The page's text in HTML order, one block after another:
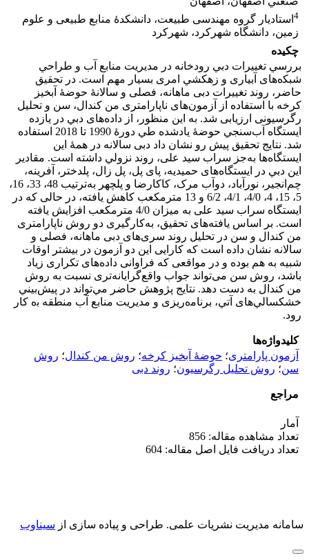
4 استادیار گروه مهندسی طبیعت، دانشکدۀ منابع طبیعی و علوم
زمین، دانشگاه شهرکرد، شهرکرد
چکیده
ﺑﺮرﺳﻲ ﺗﻐﻴﻴﺮات دﺑﻲ رودﺧﺎﻧﻪ در ﻣﺪﻳﺮﻳﺖ ﻣﻨﺎﺑﻊ آب و ﻃﺮاﺣﻲ
ﺷﺒﻜه‌های آﺑﻴﺎری و زﻫﻜﺸﻲ امری ﺑﺴﻴﺎر ﻣﻬﻢ اﺳﺖ. در ‌ﺗﺤﻘﻴﻖ
حاضر، روﻧﺪ ﺗﻐﻴﻴﺮات دبی ماهانه، فصلی و سالانۀ حوضۀ آبخیز
کرخه ﺑﺎ اﺳﺘﻔﺎده از آزﻣﻮن‌های ناپارامتری من کندال، سن و تحلیل
رگرسیونی ارزیابی شد. به اﻳﻦ ﻣﻨﻈﻮر، از داده‌های دﺑﻲ در یازده
اﻳﺴﺘﮕﺎه آب‌ﺳﻨﺠﻲ حوضۀ یادشده ﻃﻲ دورۀ 1990 تا 2018 استفاده
شد. نتایج تحقیق پیش رو نشان داد دبی ﺳﺎﻻﻧﻪ در همۀ این
ایستگاه‌ها به‌جز سراب سید علی، روﻧﺪ ﻧﺰوﻟﻲ داشته اﺳﺖ. ﻣﻘﺎدﻳﺮ
این دﺑﻲ در اﻳﺴﺘﮕﺎه‌های حمیدیه، پای پل، پل زال، پلدختر، آفرینه،
چم‌انجیر، نورآباد، دوآب مرک، کاکارضا و پلچهر به‌ترتیب 48، 33، 16،
5، 15، 4، 4/0، 4/1، 6/2 و 13 مترمکعب کاهش یافته، در حالی که در
ایستگاه سراب سید علی به میزان 4/0 مترمکعب افزایش یافته
است. بر اساس یافته‌های تحقیق، به‌کارگیری دو روش ناپارامتری
من کندال و سن در تحلیل روند سری‌های دبی ماهانه، فصلی و
سالانه نشان داده است که کارایی این دو آزمون در بیشتر اوقات
شبیه به هم بوده و در مواقعی که فراوانی داده‌های تکراری زیاد
باشد، روش سن می‌تواند جواب واقع‌گرایانه‌تری نسبت به روش
من کندال به دست دهد. ﻧﺘﺎﻳﺞ ﭘﮋوﻫﺶ حاضر ﻣﻲ‌تواند در ﭘﻴﺶﺑﻴﻨﻲ
ﺧﺸﻜﺴﺎﻟﻲﻫﺎی آﺗﻲ، ﺑﺮﻧﺎﻣه‌رﻳﺰی و ﻣﺪﻳﺮﻳﺖ ﻣﻨﺎﺑﻊ آب ﻣﻨﻄﻘﻪ ﺑه کار
رود.
کلیدواژه‌ها
آزمون پارامتری؛ حوضۀ آبخیز کرخه؛ روش من کندال؛ روش
سن؛ روش تحلیل رگرسیون؛ روند دبی
مراجع
آمار
تعداد مشاهده مقاله: 856
تعداد دریافت فایل اصل مقاله: 604
سامانه مدیریت نشریات علمی. طراحی و پیاده سازی از سیناوب